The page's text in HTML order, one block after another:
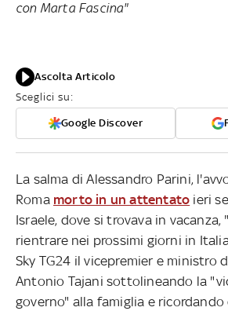
con Marta Fascina"
Ascolta Articolo
Sceglici su:
Google Discover
La salma di Alessandro Parini,
Roma morto in un attentato ieri
Israele, dove si trovava in vacanza,
rientrare nei prossimi giorni in
Sky TG24 il vicepremier e ministro
Antonio Tajani sottolineando la
governo" alla famiglia e